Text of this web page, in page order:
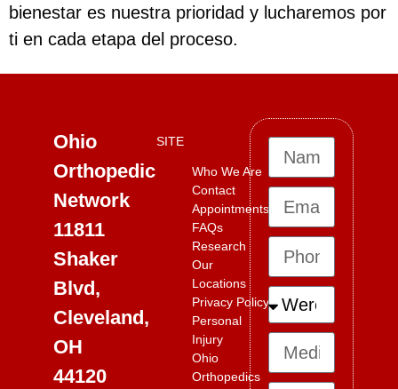
bienestar es nuestra prioridad y lucharemos por
ti en cada etapa del proceso.
Ohio
Orthopedic
Network
11811
Shaker
Blvd,
Cleveland,
OH
44120
SITE
Who We Are
Contact
Appointments
FAQs
Research
Our
Locations
Privacy Policy
Personal
Injury
Ohio
Orthopedics